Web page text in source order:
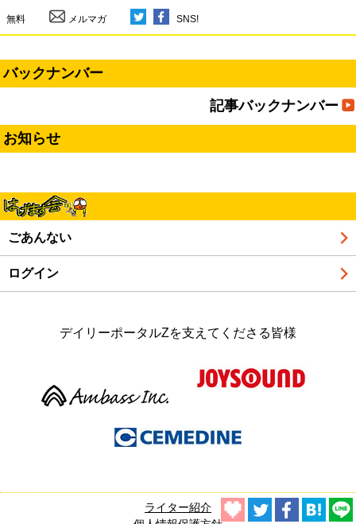
無料 メルマガ SNS!
バックナンバー
記事バックナンバー
お知らせ
ごあんない
ログイン
デイリーポータルZを支えてくださる皆様
ライター紹介